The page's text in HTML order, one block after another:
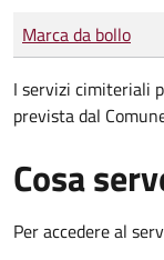
Tipo di pagamento
Importo
Marca da bollo
I servizi cimiteriali
prevista dal
Cosa
Per accedere al